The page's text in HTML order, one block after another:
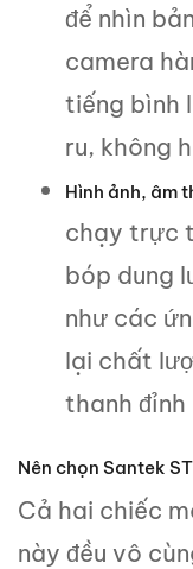
để nhìn
camera
tiếng bình
ru, không
Hình ảnh, âm
chạy trực
bóp dung
như các
lại chất
thanh đỉnh
Nên chọn Santek
Cả hai chiếc
này đều vô